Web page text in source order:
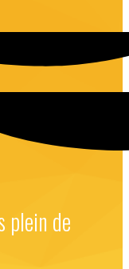
plein de